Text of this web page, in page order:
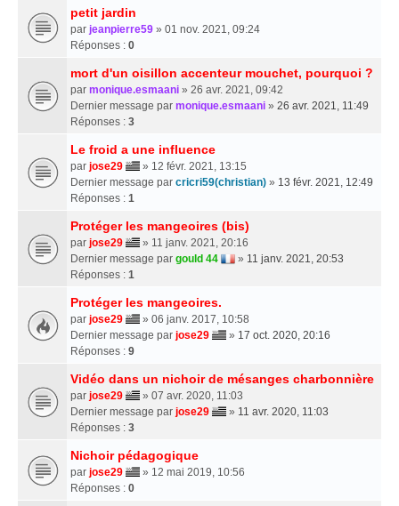
petit jardin
par jeanpierre59 » 01 nov. 2021, 09:24
Réponses : 0
mort d'un oisillon accenteur mouchet, pourquoi ?
par monique.esmaani » 26 avr. 2021, 09:42
Dernier message par monique.esmaani » 26 avr. 2021, 11:49
Réponses : 3
Le froid a une influence
par jose29
» 12 févr. 2021, 13:15
Dernier message par cricri59(christian) » 13 févr. 2021, 12:49
Réponses : 1
Protéger les mangeoires (bis)
par jose29
» 11 janv. 2021, 20:16
Dernier message par gould 44 » 11 janv. 2021, 20:53
Réponses : 1
Protéger les mangeoires.
par jose29
» 06 janv. 2017, 10:58
Dernier message par jose29 » 17 oct. 2020, 20:16
Réponses : 9
Vidéo dans un nichoir de mésanges charbonnière
par jose29
» 07 avr. 2020, 11:03
Dernier message par jose29 » 11 avr. 2020, 11:03
Réponses : 3
Nichoir pédagogique
par jose29
» 12 mai 2019, 10:56
Réponses : 0